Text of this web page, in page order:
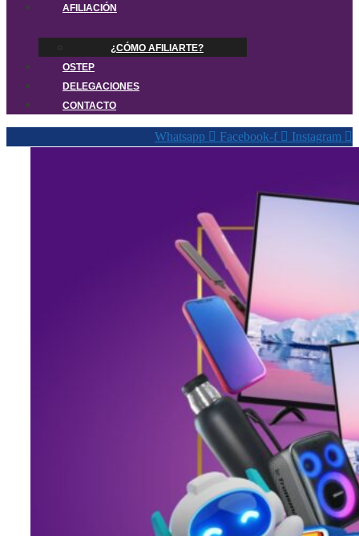
AFILIACIÓN
¿CÓMO AFILIARTE?
OSTEP
DELEGACIONES
CONTACTO
Whatsapp Facebook-f Instagram